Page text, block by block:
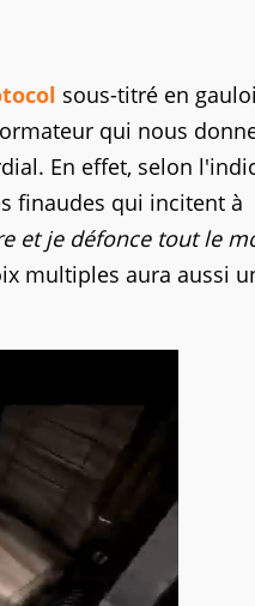
sous-titré en
qui nous
En effet, selon
finaudes qui incitent à
et je défonce tout le
multiples aura aussi